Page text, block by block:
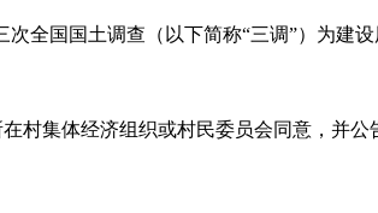
全国国土调查（以下简称“三调”）为建
集体经济组织或村民委员会同意，并公